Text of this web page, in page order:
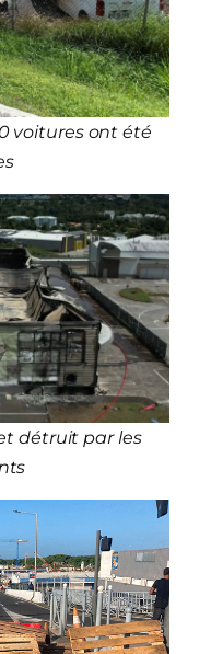
voitures ont été
détruit par les